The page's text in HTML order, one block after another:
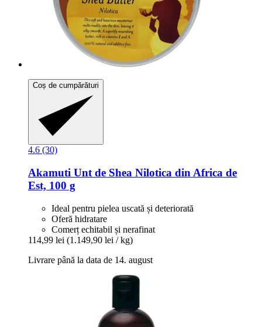
Coș de cumpărături
4.6 (30)
Akamuti Unt de Shea Nilotica din Africa de
Est, 100 g
Ideal pentru pielea uscată și deteriorată
Oferă hidratare
Comerț echitabil și nerafinat
114,99 lei (1.149,90 lei / kg)
Livrare până la data de 14. august